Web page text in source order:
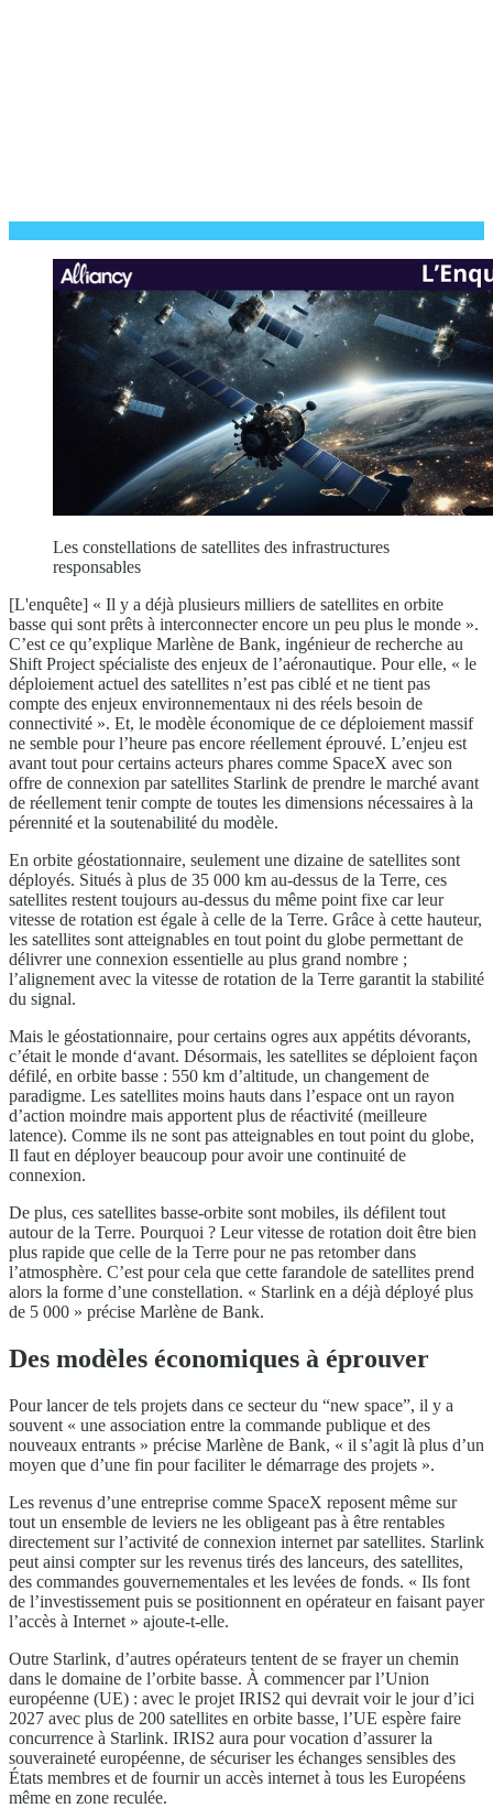
Les constellations de satellites des infrastructures
responsables
[L'enquête] « Il y a déjà plusieurs milliers de satellites en orbite
basse qui sont prêts à interconnecter encore un peu plus le monde ».
C’est ce qu’explique Marlène de Bank, ingénieur de recherche au
Shift Project spécialiste des enjeux de l’aéronautique. Pour elle, « le
déploiement actuel des satellites n’est pas ciblé et ne tient pas
compte des enjeux environnementaux ni des réels besoin de
connectivité ». Et, le modèle économique de ce déploiement massif
ne semble pour l’heure pas encore réellement éprouvé. L’enjeu est
avant tout pour certains acteurs phares comme SpaceX avec son
offre de connexion par satellites Starlink de prendre le marché avant
de réellement tenir compte de toutes les dimensions nécessaires à la
pérennité et la soutenabilité du modèle.
En orbite géostationnaire, seulement une dizaine de satellites sont
déployés. Situés à plus de 35 000 km au-dessus de la Terre, ces
satellites restent toujours au-dessus du même point fixe car leur
vitesse de rotation est égale à celle de la Terre. Grâce à cette hauteur,
les satellites sont atteignables en tout point du globe permettant de
délivrer une connexion essentielle au plus grand nombre ;
l’alignement avec la vitesse de rotation de la Terre garantit la stabilité
du signal.
Mais le géostationnaire, pour certains ogres aux appétits dévorants,
c’était le monde d‘avant. Désormais, les satellites se déploient façon
défilé, en orbite basse : 550 km d’altitude, un changement de
paradigme. Les satellites moins hauts dans l’espace ont un rayon
d’action moindre mais apportent plus de réactivité (meilleure
latence). Comme ils ne sont pas atteignables en tout point du globe,
Il faut en déployer beaucoup pour avoir une continuité de
connexion.
De plus, ces satellites basse-orbite sont mobiles, ils défilent tout
autour de la Terre. Pourquoi ? Leur vitesse de rotation doit être bien
plus rapide que celle de la Terre pour ne pas retomber dans
l’atmosphère. C’est pour cela que cette farandole de satellites prend
alors la forme d’une constellation. « Starlink en a déjà déployé plus
de 5 000 » précise Marlène de Bank.
Des modèles économiques à éprouver
Pour lancer de tels projets dans ce secteur du “new space”, il y a
souvent « une association entre la commande publique et des
nouveaux entrants » précise Marlène de Bank, « il s’agit là plus d’un
moyen que d’une fin pour faciliter le démarrage des projets ».
Les revenus d’une entreprise comme SpaceX reposent même sur
tout un ensemble de leviers ne les obligeant pas à être rentables
directement sur l’activité de connexion internet par satellites. Starlink
peut ainsi compter sur les revenus tirés des lanceurs, des satellites,
des commandes gouvernementales et les levées de fonds. « Ils font
de l’investissement puis se positionnent en opérateur en faisant payer
l’accès à Internet » ajoute-t-elle.
Outre Starlink, d’autres opérateurs tentent de se frayer un chemin
dans le domaine de l’orbite basse. À commencer par l’Union
européenne (UE) : avec le projet IRIS2 qui devrait voir le jour d’ici
2027 avec plus de 200 satellites en orbite basse, l’UE espère faire
concurrence à Starlink. IRIS2 aura pour vocation d’assurer la
souveraineté européenne, de sécuriser les échanges sensibles des
États membres et de fournir un accès internet à tous les Européens
même en zone reculée.